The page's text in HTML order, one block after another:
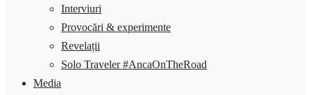
Interviuri
Provocări & experimente
Revelații
Solo Traveler #AncaOnTheRoad
Media